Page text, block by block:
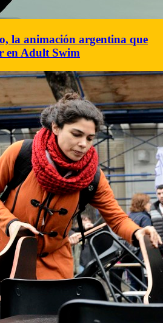
la animación argentina que
en Adult Swim